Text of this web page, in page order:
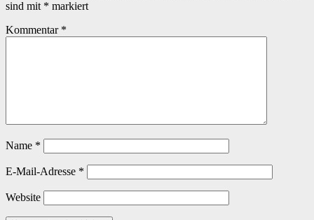
sind mit * markiert
Kommentar *
Name *
E-Mail-Adresse *
Website